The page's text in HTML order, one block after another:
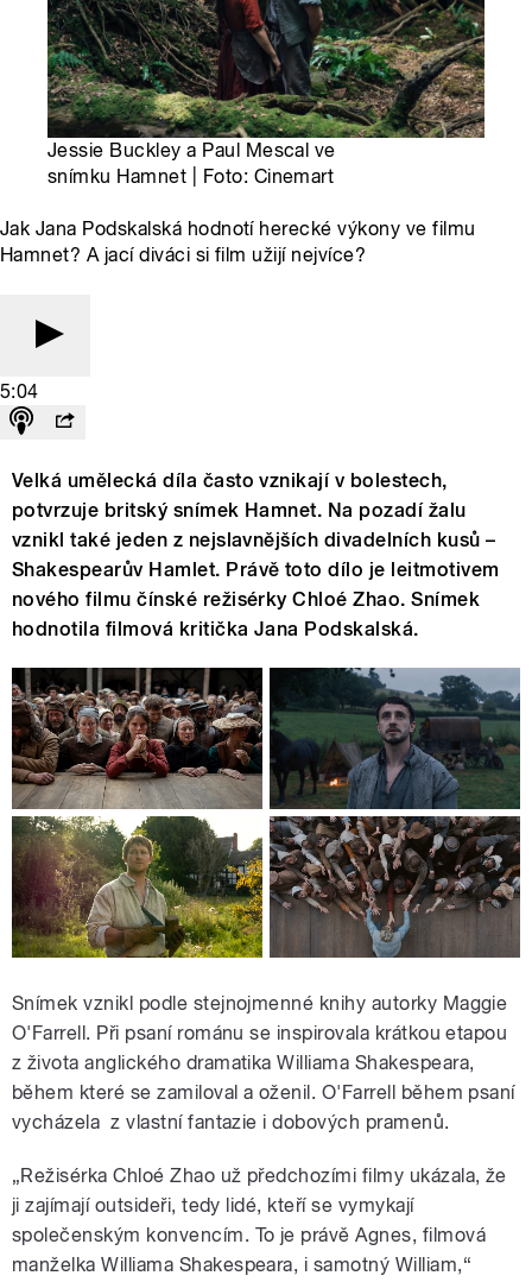
Jessie Buckley a Paul Mescal ve
snímku Hamnet | Foto: Cinemart
Jak Jana Podskalská hodnotí herecké výkony ve filmu
Hamnet? A jací diváci si film užijí nejvíce?
5:04
Velká umělecká díla často vznikají v bolestech,
potvrzuje britský snímek Hamnet. Na pozadí žalu
vznikl také jeden z nejslavnějších divadelních kusů –⁠⁠⁠⁠⁠⁠
Shakespearův Hamlet. Právě toto dílo je leitmotivem
nového filmu čínské režisérky Chloé Zhao. Snímek
hodnotila filmová kritička Jana Podskalská.
Snímek vznikl podle stejnojmenné knihy autorky Maggie
O'Farrell. Při psaní románu se inspirovala krátkou etapou
z života anglického dramatika Williama Shakespeara,
během které se zamiloval a oženil. O'Farrell během psaní
vycházela z vlastní fantazie i dobových pramenů.
„Režisérka Chloé Zhao už předchozími filmy ukázala, že
ji zajímají outsideři, tedy lidé, kteří se vymykají
společenským konvencím. To je právě Agnes, filmová
manželka Williama Shakespeara, i samotný William,“